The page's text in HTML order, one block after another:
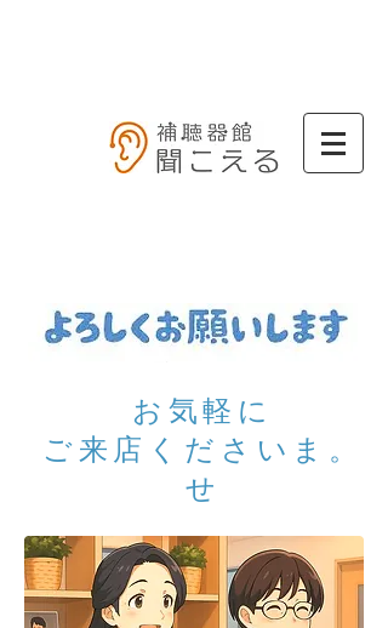
​お気軽に
。ご来店くださいま
せ